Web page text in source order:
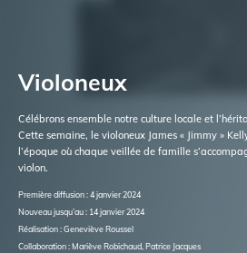
Violoneux
Célébrons ensemble notre culture locale et
Cette semaine, le violoneux James « Jimmy »
l’époque où chaque veillée de famille
violon.
Première diffusion : 4 janvier 2024
Nouveau jusqu’au : 14 janvier 2024
Réalisation : Geneviève Roussel
Collaboration : Mariève Robichaud, Patrice Jacques